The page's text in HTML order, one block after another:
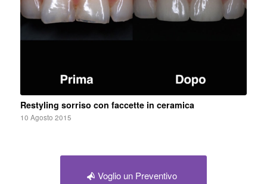
Restyling sorriso con faccette in ceramica
10 Agosto 2015
Voglio un Preventivo